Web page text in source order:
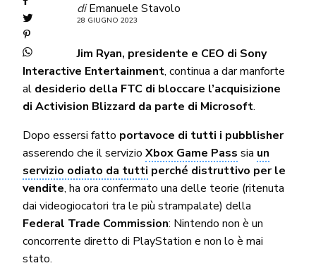
di Emanuele Stavolo
28 GIUGNO 2023
Jim Ryan, presidente e CEO di Sony
Interactive Entertainment, continua a dar manforte
al desiderio della FTC di bloccare l’acquisizione
di Activision Blizzard da parte di Microsoft.
Dopo essersi fatto portavoce di tutti i pubblisher
asserendo che il servizioXbox Game Pass sia un
servizio odiato da tutti perché distruttivo per le
vendite, ha ora confermato una delle teorie (ritenuta
dai videogiocatori tra le più strampalate) della
Federal Trade Commission: Nintendo non è un
concorrente diretto di PlayStation e non lo è mai
stato.